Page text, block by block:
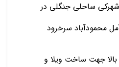
شهرکی ساحلی جنگلی در
محمودآباد سرخرود
جهت ساخت ویلا و